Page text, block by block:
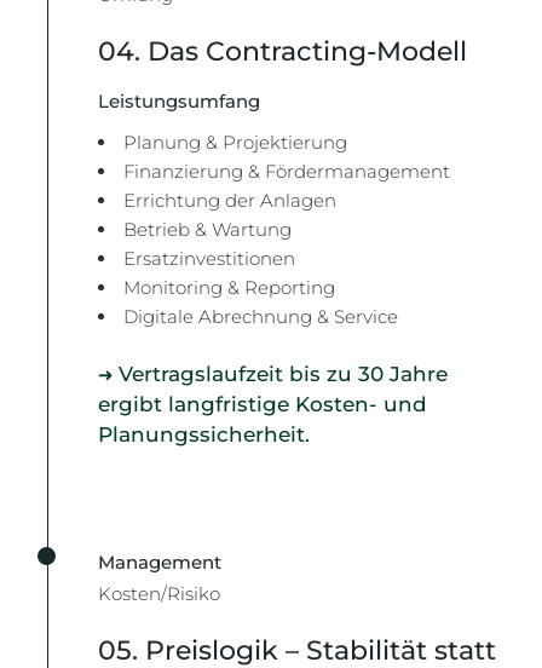
04. Das Contracting-Modell
Leistungsumfang
Planung & Projektierung
Finanzierung & Fördermanagement
Errichtung der Anlagen
Betrieb & Wartung
Ersatzinvestitionen
Monitoring & Reporting
Digitale Abrechnung & Service
➜ Vertragslaufzeit bis zu 30 Jahre
ergibt langfristige Kosten- und
Planungssicherheit.
Management
Kosten/Risiko
05. Preislogik – Stabilität statt